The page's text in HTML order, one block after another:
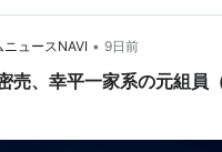
ニュースNAVI • 9日前
売、幸平一家系の元組員